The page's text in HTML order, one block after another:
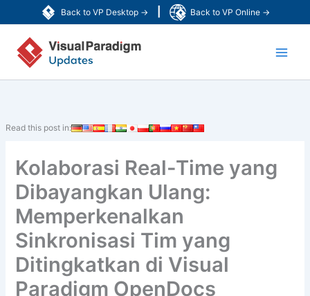
Back to VP Desktop → Back to VP Online →
ke
konten
Read this post in:
Kolaborasi Real-Time yang
Dibayangkan Ulang:
Memperkenalkan
Sinkronisasi Tim yang
Ditingkatkan di Visual
Paradigm OpenDocs